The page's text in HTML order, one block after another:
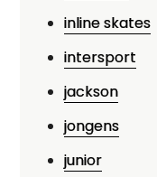
inline skates
intersport
jackson
jongens
junior